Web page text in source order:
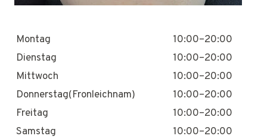
Montag
10:00–20:00
Dienstag
10:00–20:00
Mittwoch
10:00–20:00
Donnerstag(Fronleichnam)
10:00–20:00
Freitag
10:00–20:00
Samstag
10:00–20:00